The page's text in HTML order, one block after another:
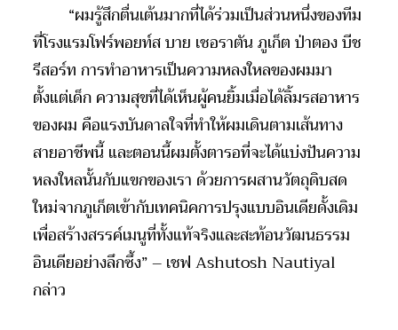
“ผมรู้สึกตื่นเต้นมากที่ได้ร่วมเป็นส่วนหนึ่งของทีม
ที่โรงแรมโฟร์พอยท์ส บาย เชอราตัน ภูเก็ต ป่าตอง บีช
รีสอร์ท การทำอาหารเป็นความหลงใหลของผมมา
ตั้งแต่เด็ก ความสุขที่ได้เห็นผู้คนยิ้มเมื่อได้ลิ้มรสอาหาร
ของผม คือแรงบันดาลใจที่ทำให้ผมเดินตามเส้นทาง
สายอาชีพนี้ และตอนนี้ผมตั้งตารอที่จะได้แบ่งปันความ
หลงใหลนั้นกับแขกของเรา ด้วยการผสานวัตถุดิบสด
ใหม่จากภูเก็ตเข้ากับเทคนิคการปรุงแบบอินเดียดั้งเดิม
เพื่อสร้างสรรค์เมนูที่ทั้งแท้จริงและสะท้อนวัฒนธรรม
อินเดียอย่างลึกซึ้ง” – เชฟAshutosh Nautiyal
กล่าว